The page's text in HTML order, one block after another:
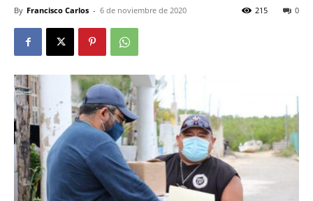
By Francisco Carlos - 6 de noviembre de 2020 0
215